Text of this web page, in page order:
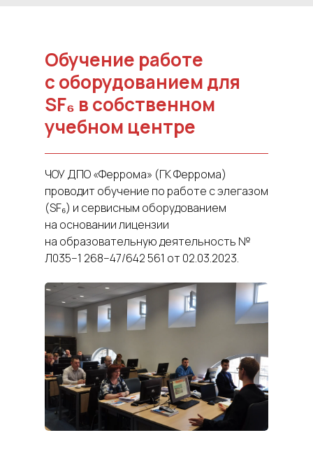
Обучение работе
с оборудованием для
SF₆ в собственном
учебном центре
ЧОУ ДПО «Феррома» (ГК Феррома)
проводит обучение по работе с элегазом
(SF₆) и сервисным оборудованием
на основании лицензии
на образовательную деятельность №
Л035−1 268−47/642 561 от 02.03.2023.